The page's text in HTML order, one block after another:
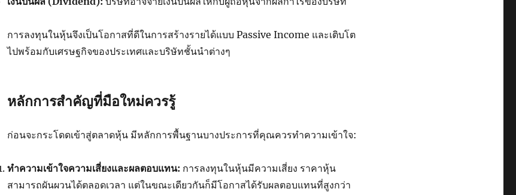
การลงทุนในหุ้นจึงเป็นโอกาสที่ดีในการสร้างรายได้แบบ Passive Income และเติบโต
ไปพร้อมกับเศรษฐกิจของประเทศและบริษัทชั้นนำต่างๆ
หลักการสำคัญที่มือใหม่ควรรู้
ก่อนจะกระโดดเข้าสู่ตลาดหุ้น มีหลักการพื้นฐานบางประการที่คุณควรทำความเข้าใจ:
ทำความเข้าใจความเสี่ยงและผลตอบแทน: การลงทุนในหุ้นมีความเสี่ยง ราคาหุ้น
สามารถผันผวนได้ตลอดเวลา แต่ในขณะเดียวกันก็มีโอกาสได้รับผลตอบแทนที่สูงกว่า